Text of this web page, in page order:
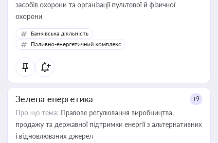
засобів охорони та організації пультової й фізичної
охорони
Банківська діяльність
Паливно-енергетичний комплекс
Зелена енергетика +9
Про що тема: Правове регулювання виробництва,
продажу та державної підтримки енергії з альтернативних
і відновлюваних джерел